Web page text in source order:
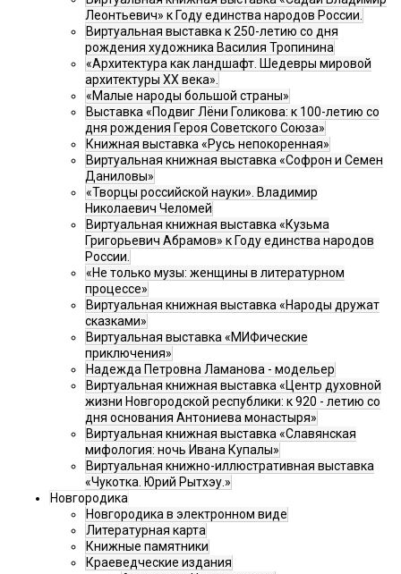
Леонтьевич» к Году единства народов России.
Виртуальная выставка к 250-летию со дня
рождения художника Василия Тропинина
«Архитектура как ландшафт. Шедевры мировой
архитектуры XX века».
«Малые народы большой страны»
Выставка «Подвиг Лёни Голикова: к 100-летию со
дня рождения Героя Советского Союза»
Книжная выставка «Русь непокоренная»
Виртуальная книжная выставка «Софрон и Семен
Даниловы»
«Творцы российской науки». Владимир
Николаевич Челомей
Виртуальная книжная выставка «Кузьма
Григорьевич Абрамов» к Году единства народов
России.
«Не только музы: женщины в литературном
процессе»
Виртуальная книжная выставка «Народы дружат
сказками»
Виртуальная выставка «МИФические
приключения»
Надежда Петровна Ламанова - модельер
Виртуальная книжная выставка «Центр духовной
жизни Новгородской республики: к 920 - летию со
дня основания Антониева монастыря»
Виртуальная книжная выставка «Славянская
мифология: ночь Ивана Купалы»
Виртуальная книжно-иллюстративная выставка
«Чукотка. Юрий Рытхэу.»
Новгородика
Новгородика в электронном виде
Литературная карта
Книжные памятники
Краеведческие издания